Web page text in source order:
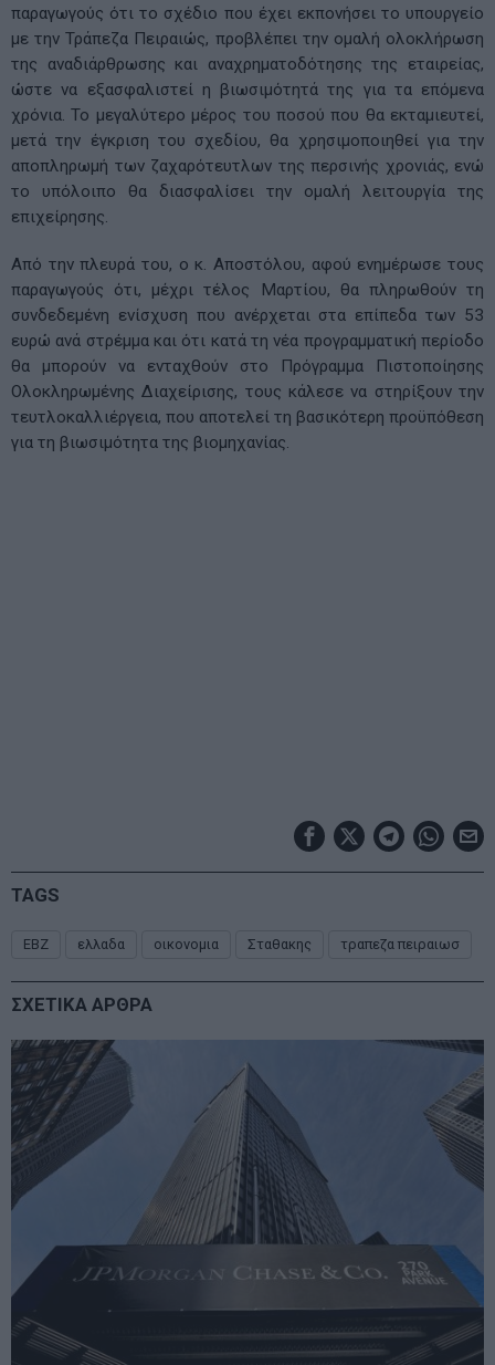
παραγωγούς ότι το σχέδιο που έχει εκπονήσει το υπουργείο
με την Τράπεζα Πειραιώς, προβλέπει την ομαλή ολοκλήρωση
της αναδιάρθρωσης και αναχρηματοδότησης της εταιρείας,
ώστε να εξασφαλιστεί η βιωσιμότητά της για τα επόμενα
χρόνια. Το μεγαλύτερο μέρος του ποσού που θα εκταμιευτεί,
μετά την έγκριση του σχεδίου, θα χρησιμοποιηθεί για την
αποπληρωμή των ζαχαρότευτλων της περσινής χρονιάς, ενώ
το υπόλοιπο θα διασφαλίσει την ομαλή λειτουργία της
επιχείρησης.
Από την πλευρά του, ο κ. Αποστόλου, αφού ενημέρωσε τους
παραγωγούς ότι, μέχρι τέλος Μαρτίου, θα πληρωθούν τη
συνδεδεμένη ενίσχυση που ανέρχεται στα επίπεδα των 53
ευρώ ανά στρέμμα και ότι κατά τη νέα προγραμματική περίοδο
θα μπορούν να ενταχθούν στο Πρόγραμμα Πιστοποίησης
Ολοκληρωμένης Διαχείρισης, τους κάλεσε να στηρίξουν την
τευτλοκαλλιέργεια, που αποτελεί τη βασικότερη προϋπόθεση
για τη βιωσιμότητα της βιομηχανίας.
TAGS
ΕΒΖ ελλαδα οικονομια Σταθακης τραπεζα πειραιωσ
ΣΧΕΤΙΚΑ ΑΡΘΡΑ